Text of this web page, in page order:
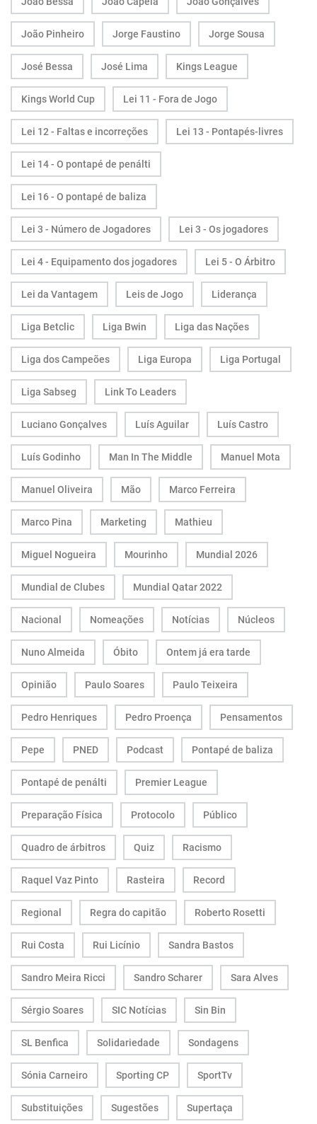
João Pinheiro Jorge Faustino Jorge Sousa
José Bessa José Lima Kings League
Kings World Cup Lei 11 - Fora de Jogo
Lei 12 - Faltas e incorreções Lei 13 - Pontapés-livres
Lei 14 - O pontapé de penálti
Lei 16 - O pontapé de baliza
Lei 3 - Número de Jogadores Lei 3 - Os jogadores
Lei 4 - Equipamento dos jogadores Lei 5 - O Árbitro
Lei da Vantagem Leis de Jogo Liderança
Liga Betclic Liga Bwin Liga das Nações
Liga dos Campeões Liga Europa Liga Portugal
Liga Sabseg Link To Leaders
Luciano Gonçalves Luís Aguilar Luís Castro
Luís Godinho Man In The Middle Manuel Mota
Manuel Oliveira Mão Marco Ferreira
Marco Pina Marketing Mathieu
Miguel Nogueira Mourinho Mundial 2026
Mundial de Clubes Mundial Qatar 2022
Nacional Nomeações Notícias Núcleos
Nuno Almeida Óbito Ontem já era tarde
Opinião Paulo Soares Paulo Teixeira
Pedro Henriques Pedro Proença Pensamentos
Pepe PNED Podcast Pontapé de baliza
Pontapé de penálti Premier League
Preparação Física Protocolo Público
Quadro de árbitros Quiz Racismo
Raquel Vaz Pinto Rasteira Record
Regional Regra do capitão Roberto Rosetti
Rui Costa Rui Licínio Sandra Bastos
Sandro Meira Ricci Sandro Scharer Sara Alves
Sérgio Soares SIC Notícias Sin Bin
SL Benfica Solidariedade Sondagens
Sónia Carneiro Sporting CP SportTv
Substituições Sugestões Supertaça